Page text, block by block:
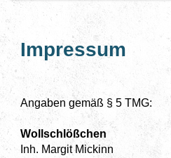
Impressum
Angaben gemäß § 5 TMG:
Wollschlößchen
Inh. Margit Mickinn